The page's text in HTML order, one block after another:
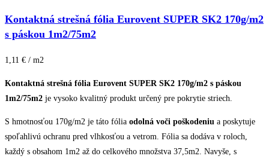
Kontaktná strešná fólia Eurovent SUPER SK2 170g/m2
s páskou 1m2/75m2
1,11 € / m2
Kontaktná strešná fólia Eurovent SUPER SK2 170g/m2 s páskou
1m2/75m2 je vysoko kvalitný produkt určený pre pokrytie striech.
S hmotnosťou 170g/m2 je táto fólia odolná voči poškodeniu a poskytuje
spoľahlivú ochranu pred vlhkosťou a vetrom. Fólia sa dodáva v roloch,
každý s obsahom 1m2 až do celkového množstva 37,5m2. Navyše, s